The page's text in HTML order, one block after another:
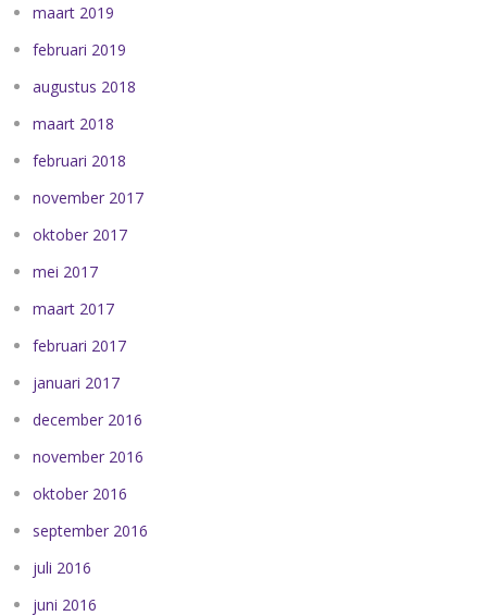
maart 2019
februari 2019
augustus 2018
maart 2018
februari 2018
november 2017
oktober 2017
mei 2017
maart 2017
februari 2017
januari 2017
december 2016
november 2016
oktober 2016
september 2016
juli 2016
juni 2016